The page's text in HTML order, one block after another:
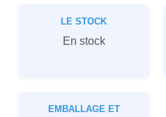
LE STOCK
En stock
EMBALLAGE ET